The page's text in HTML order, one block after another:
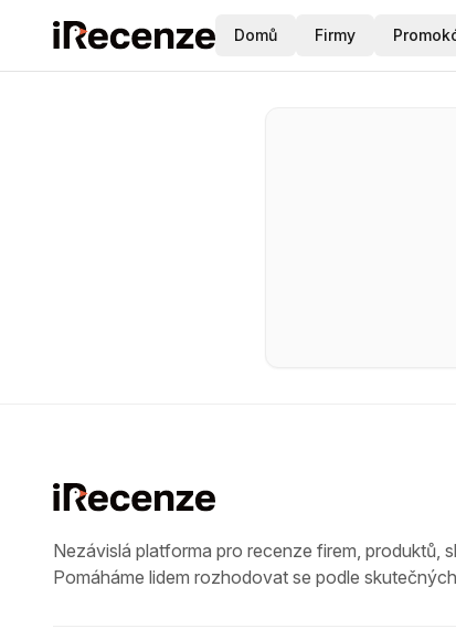
Domů Firmy
Nezávislá platforma pro recenze firem, produktů,
Pomáháme lidem rozhodovat se podle